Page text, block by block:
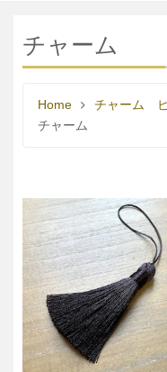
チャーム
Home
チャーム
チャーム